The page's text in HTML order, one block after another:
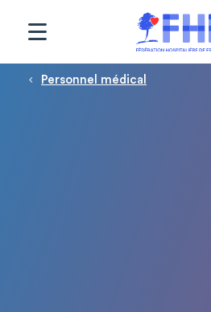
Fil d'Ariane
Personnel médical
Panneau de gestion des cookies